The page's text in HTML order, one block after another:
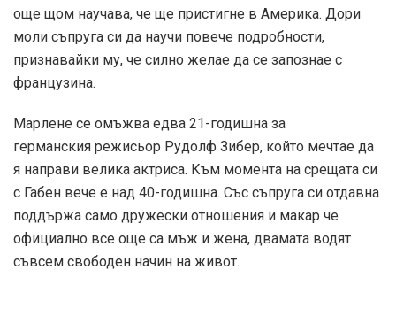
още щом научава, че ще пристигне в Америка. Дори
моли съпруга си да научи повече подробности,
признавайки му, че силно желае да се запознае с
французина.
Марлене се омъжва едва 21-годишна за
германския режисьор Рудолф Зибер, който мечтае да
я направи велика актриса. Към момента на срещата си
с Габен вече е над 40-годишна. Със съпруга си отдавна
поддържа само дружески отношения и макар че
официално все още са мъж и жена, двамата водят
съвсем свободен начин на живот.